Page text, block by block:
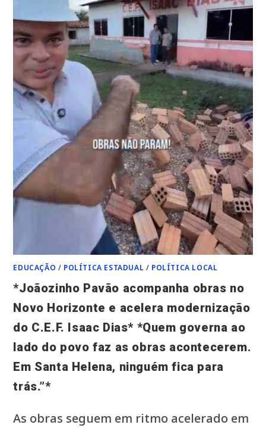
EDUCAÇÃO / POLÍTICA ESTADUAL / POLÍTICA LOCAL
*Joãozinho Pavão acompanha obras no
Novo Horizonte e acelera modernização
do C.E.F. Isaac Dias* *Quem governa ao
lado do povo faz as obras acontecerem.
Em Santa Helena, ninguém fica para
trás.”*
As obras seguem em ritmo acelerado em